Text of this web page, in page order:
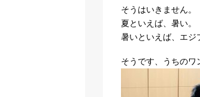
そうはいきません。
夏といえば、暑い。
暑いといえば、エジ
そうです、うちのワ